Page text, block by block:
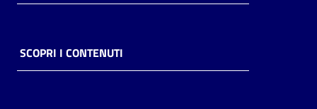
Piani
SCOPRI I CONTENUTI